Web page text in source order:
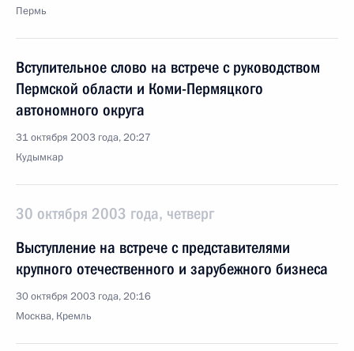
Пермь
Вступительное слово на встрече с руководством
Пермской области и Коми-Пермяцкого
автономного округа
31 октября 2003 года, 20:27
Кудымкар
30 октября 2003 года, четверг
Выступление на встрече с представителями
крупного отечественного и зарубежного бизнеса
30 октября 2003 года, 20:16
Москва, Кремль